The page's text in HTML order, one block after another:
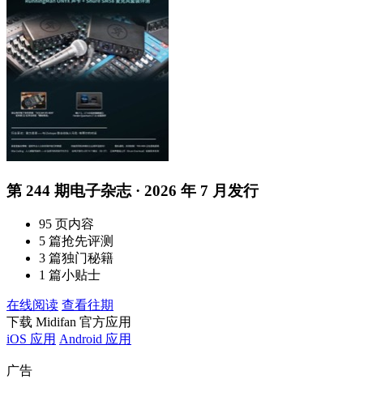
第 244 期电子杂志 · 2026 年 7 月发行
95 页内容
5 篇抢先评测
3 篇独门秘籍
1 篇小贴士
在线阅读 查看往期
下载 Midifan 官方应用
iOS 应用 Android 应用
广告